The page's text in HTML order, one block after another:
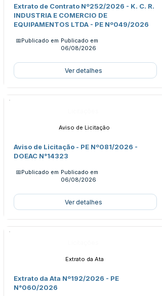
Extrato de Contrato Nº252/2026 - K. C. R.
INDUSTRIA E COMERCIO DE
EQUIPAMENTOS LTDA - PE Nº049/2026
📅Publicado em Publicado em
06/08/2026
Ver detalhes
Aviso de Licitação
Aviso de Licitação - PE Nº081/2026 -
DOEAC N°14323
📅Publicado em Publicado em
06/08/2026
Ver detalhes
Extrato da Ata
Extrato da Ata Nº192/2026 - PE
N°060/2026